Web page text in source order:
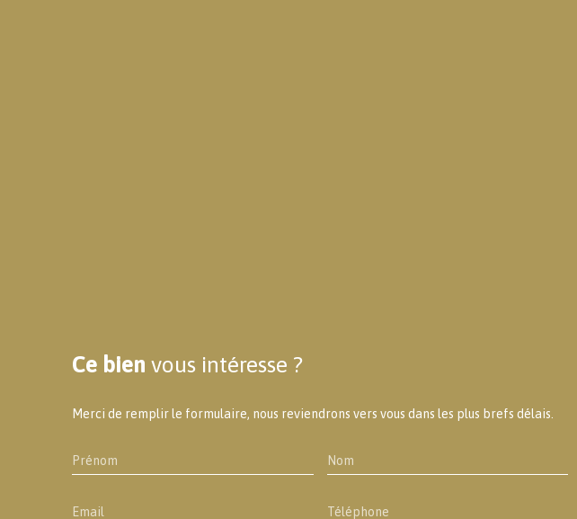
Ce bien vous intéresse ?
Merci de remplir le formulaire, nous reviendrons vers vous dans les plus brefs délais.
Prénom Nom
Email Téléphone